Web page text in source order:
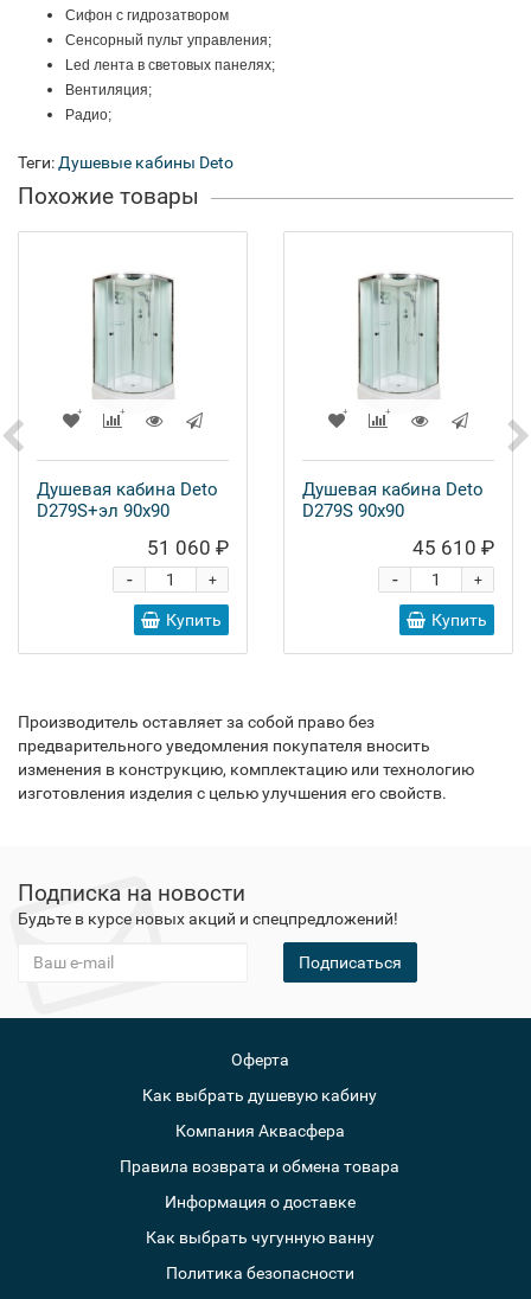
Сифон с гидрозатвором
Сенсорный пульт управления;
Led лента в световых панелях;
Вентиляция;
Радио;
Теги: Душевые кабины Deto
Похожие товары
Душевая кабина Deto
D279S+эл 90x90
51 060 ₽
+
-
Купить
Душевая кабина Deto
D279S 90x90
45 610 ₽
+
-
Купить
Производитель оставляет за собой право без
предварительного уведомления покупателя вносить
изменения в конструкцию, комплектацию или технологию
изготовления изделия с целью улучшения его свойств.
Подписка на новости
Будьте в курсе новых акций и спецпредложений!
Подписаться
Оферта
Как выбрать душевую кабину
Компания Аквасфера
Правила возврата и обмена товара
Информация о доставке
Как выбрать чугунную ванну
Политика безопасности